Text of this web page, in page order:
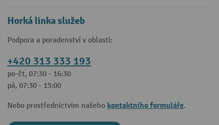
Horká linka služeb
Podpora a poradenství v oblasti:
+420 313 333 193
po-čt, 07:30 - 16:30
pá, 07:30 - 15:00
Nebo prostřednictvím našeho kontaktního formuláře.